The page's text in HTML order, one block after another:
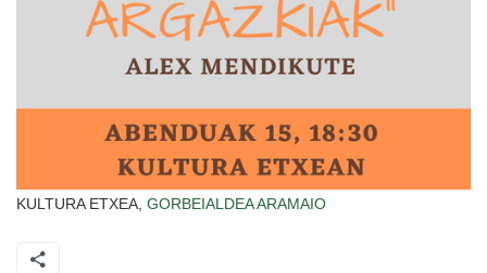
KULTURA ETXEA, GORBEIALDEAARAMAIO